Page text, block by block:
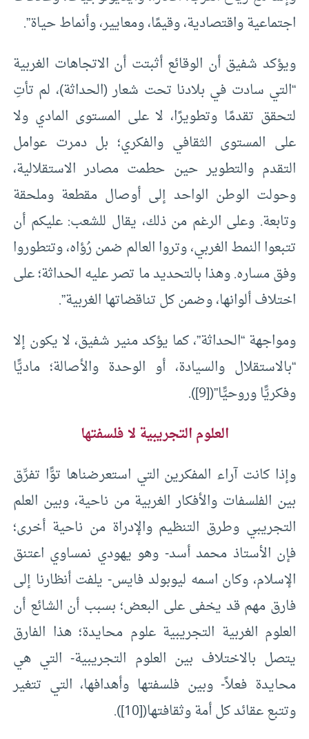
اجتماعية واقتصادية، وقيمًا، ومعايير، وأنماط حياة”.
ويؤكد شفيق أن الوقائع أثبتت أن الاتجاهات الغربية
“التي سادت في بلادنا تحت شعار (الحداثة)، لم تأتِ
لتحقق تقدمًا وتطويرًا، لا على المستوى المادي ولا
على المستوى الثقافي والفكري؛ بل دمرت عوامل
التقدم والتطوير حين حطمت مصادر الاستقلالية،
وحولت الوطن الواحد إلى أوصال مقطعة وملحقة
وتابعة. وعلى الرغم من ذلك، يقال للشعب: عليكم أن
تتبعوا النمط الغربي، وتروا العالم ضمن رُؤاه، وتتطوروا
وفق مساره. وهذا بالتحديد ما تصر عليه الحداثة؛ على
اختلاف ألوانها، وضمن كل تناقضاتها الغربية”.
ومواجهة “الحداثة”، كما يؤكد منير شفيق، لا يكون إلا
“بالاستقلال والسيادة، أو الوحدة والأصالة؛ ماديًّا
وفكريًّا وروحيًّا”([9]
).
العلوم التجريبية لا فلسفتها
وإذا كانت آراء المفكرين التي استعرضناها توًّا تفرِّق
بين الفلسفات والأفكار الغربية من ناحية، وبين العلم
التجريبي وطرق التنظيم والإدراة من ناحية أخرى؛
فإن الأستاذ محمد أسد- وهو يهودي نمساوي اعتنق
الإسلام، وكان اسمه ليوبولد فايس- يلفت أنظارنا إلى
فارق مهم قد يخفى على البعض؛ بسبب أن الشائع أن
العلوم الغربية التجريبية علوم محايدة؛ هذا الفارق
يتصل بالاختلاف بين العلوم التجريبية- التي هي
محايدة فعلاً- وبين فلسفتها وأهدافها، التي تتغير
وتتبع عقائد كل أمة وثقافتها([10]
).